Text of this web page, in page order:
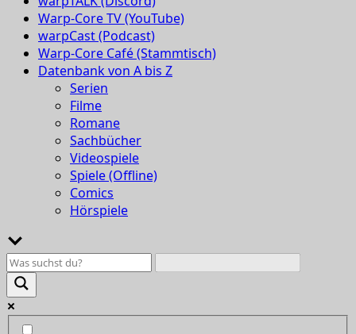
Warp-Core TV (YouTube)
warpCast (Podcast)
Warp-Core Café (Stammtisch)
Datenbank von A bis Z
Serien
Filme
Romane
Sachbücher
Videospiele
Spiele (Offline)
Comics
Hörspiele